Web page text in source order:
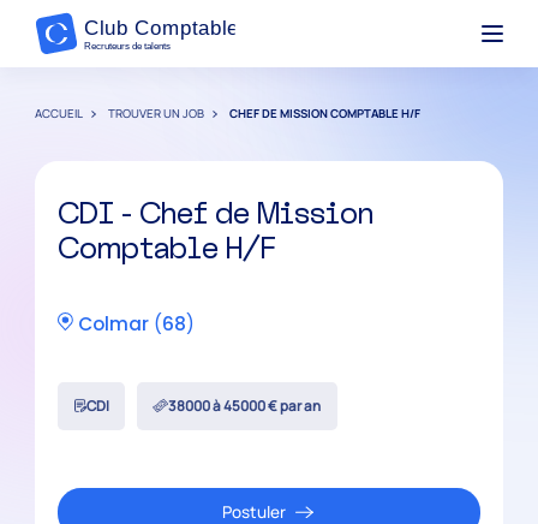
ACCUEIL TROUVER UN JOB CHEF DE MISSION COMPTABLE H/F
CDI - Chef de Mission
Comptable H/F
Colmar(68)
CDI 38000 à 45000 € par an
Postuler